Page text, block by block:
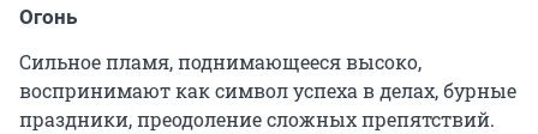
Огонь
Сильное пламя, поднимающееся высоко,
воспринимают как символ успеха в делах, бурные
праздники, преодоление сложных препятствий.